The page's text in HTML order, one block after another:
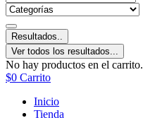
Resultados..
Ver todos los resultados...
No hay productos en el carrito.
$0 Carrito
Inicio
Tienda